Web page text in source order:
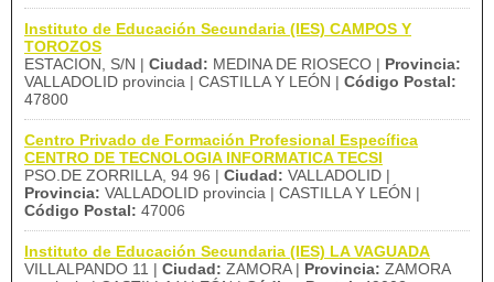
Instituto de Educación Secundaria (IES) CAMPOS Y
TOROZOS
ESTACION, S/N | Ciudad: MEDINA DE RIOSECO | Provincia:
VALLADOLID provincia | CASTILLA Y LEÓN | Código Postal:
47800
Centro Privado de Formación Profesional Específica
CENTRO DE TECNOLOGIA INFORMATICA TECSI
PSO.DE ZORRILLA, 94 96 | Ciudad: VALLADOLID |
Provincia: VALLADOLID provincia | CASTILLA Y LEÓN |
Código Postal: 47006
Instituto de Educación Secundaria (IES) LA VAGUADA
VILLALPANDO 11 | Ciudad: ZAMORA | Provincia: ZAMORA